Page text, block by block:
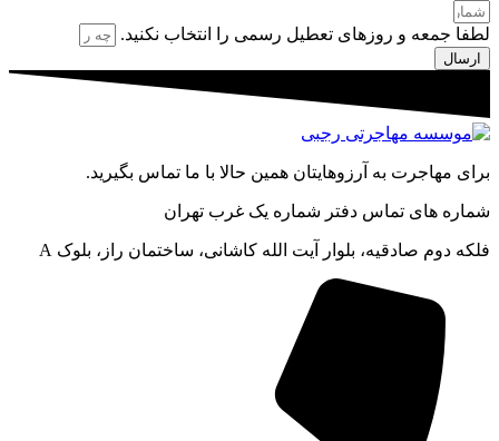
لطفا جمعه و روزهای تعطیل رسمی را انتخاب نکنید.
ارسال
برای مهاجرت به آرزوهایتان همین حالا با ما تماس بگیرید.
شماره های تماس دفتر شماره یک غرب تهران
فلکه دوم صادقیه، بلوار آیت الله کاشانی، ساختمان راز، بلوک A